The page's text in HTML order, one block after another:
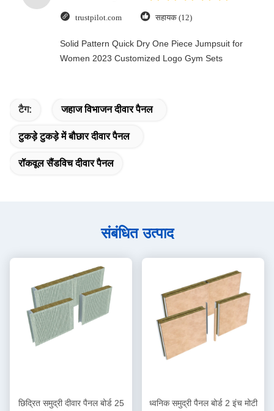
trustpilot.com सहायक (12)
Solid Pattern Quick Dry One Piece Jumpsuit for
Women 2023 Customized Logo Gym Sets
टैग: जहाज विभाजन दीवार पैनल
टुकड़े टुकड़े में बौछार दीवार पैनल
रॉकवूल सैंडविच दीवार पैनल
संबंधित उत्पाद
छिद्रित समुद्री दीवार पैनल बोर्ड 25
ध्वनिक समुद्री पैनल बोर्ड 2 इंच मोटी